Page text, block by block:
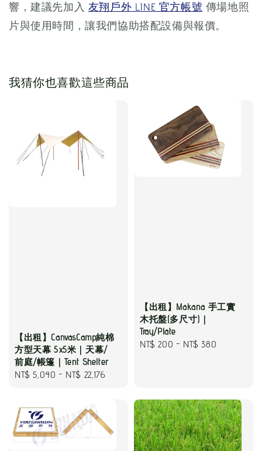
響，建議先加入 友翔戶外 LINE 官方帳號 傳場地照
片與使用時間，讓我們協助搭配設備與報價。
我猜你也喜歡這些商品
【出租】CanvasCamp純棉
方型天幕 5x5米｜天幕/
前庭/帳篷｜Tent Shelter
Regular
NT$ 5,040 - NT$ 22,176
【出租】Makana 手工實
木托盤(多尺寸)｜
Tray/Plate
Regular
NT$ 200 - NT$ 380